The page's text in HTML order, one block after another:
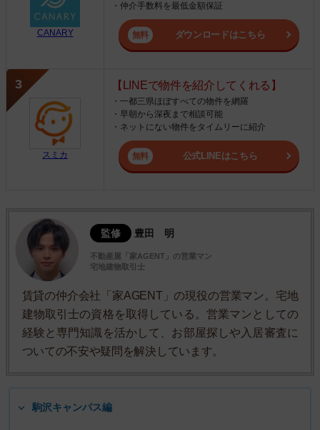
CANARY
・仲介手数料を最低金額保証
ダウンロードはこちら
スミカ
【LINEで物件を紹介してくれる】
・一都三県ほぼすべての物件を網羅
・早朝から深夜まで相談可能
・ネットにない物件をタイムリーに紹介
公式LINEはこちら
監修 豊田 明
不動産屋「家AGENT」の営業マン
宅地建物取引士
賃貸の仲介会社「家AGENT」の現役の営業マン。宅地
建物取引士の資格を取得している。営業マンとしての
経験と専門知識を活かして、お部屋探しや入居審査に
ついての不安や疑問を解決しています。
駒沢キャンパス編